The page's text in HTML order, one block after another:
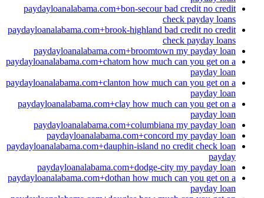
paydayloanalabama.com+bon-secour bad credit no credit
check payday loans
paydayloanalabama.com+brook-highland bad credit no credit
check payday loans
paydayloanalabama.com+broomtown my payday loan
paydayloanalabama.com+chatom how much can you get on a
payday loan
paydayloanalabama.com+clanton how much can you get on a
payday loan
paydayloanalabama.com+clay how much can you get on a
payday loan
paydayloanalabama.com+columbiana my payday loan
paydayloanalabama.com+concord my payday loan
paydayloanalabama.com+dauphin-island no credit check loan
payday
paydayloanalabama.com+dodge-city my payday loan
paydayloanalabama.com+dothan how much can you get on a
payday loan